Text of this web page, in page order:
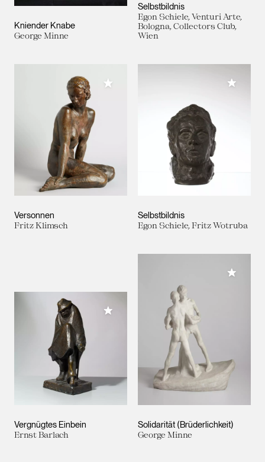
Kniender Knabe
George Minne
Selbstbildnis
Egon Schiele, Venturi Arte,
Bologna, Collectors Club,
Wien
Versonnen
Fritz Klimsch
Meiner Sammlung hinzufügen
Selbstbildnis
Egon Schiele, Fritz Wotruba
Meiner
Vergnügtes Einbein
Ernst Barlach
Meiner Sammlung hinzufügen
Solidarität (Brüderlichkeit)
George Minne
Meiner